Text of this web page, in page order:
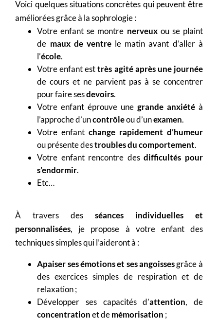
Voici quelques situations concrètes qui peuvent être
améliorées grâce à la sophrologie :
Votre enfant se montre nerveuxou se plaint
de maux de ventrele matin avant d’aller à
l’école.
Votre enfant esttrès agité après une journée
de cours et ne parvient pas à se concentrer
pour faire sesdevoirs.
Votre enfant éprouve une grande anxiétéà
l’approche d’uncontrôleou d’unexamen.
Votre enfant change rapidement d’humeur
ou présente destroubles du comportement.
Votre enfant rencontre desdifficultés pour
s’endormir.
Etc…
À travers des séances individuelles et
personnalisées, je propose à votre enfant des
techniques simples qui l’aideront à :
Apaiser ses émotions et ses angoissesgrâce à
des exercices simples de respiration et de
relaxation ;
Développer ses capacités d’attention, de
concentrationet demémorisation ;